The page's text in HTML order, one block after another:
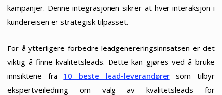
kampanjer. Denne integrasjonen sikrer at hver interaksjon i
kundereisen er strategisk tilpasset.
For å ytterligere forbedre leadgenereringsinnsatsen er det
viktig å finne kvalitetsleads. Dette kan gjøres ved å bruke
innsiktene fra 10 beste lead-leverandørersom tilbyr
ekspertveiledning om valg av kvalitetsleads for